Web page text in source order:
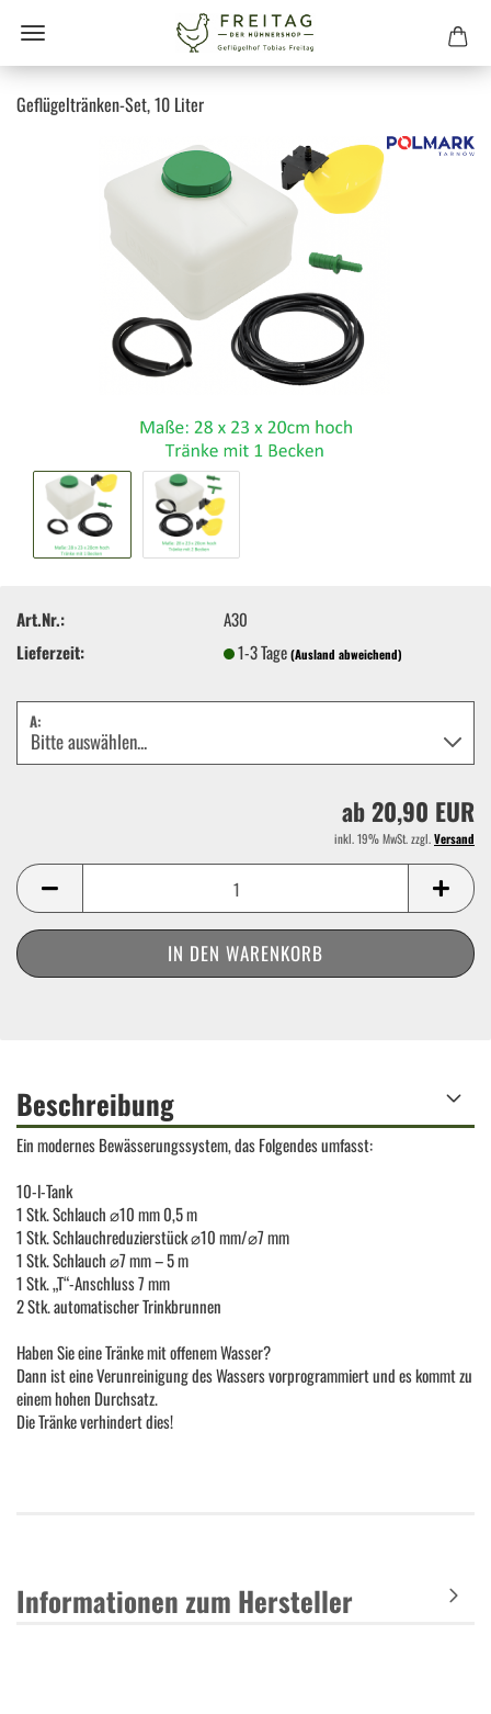
Geflügeltränken-Set, 10 Liter
Art.Nr.:
A30
Lieferzeit:
1-3 Tage(Ausland abweichend)
A:
ab 20,90 EUR
inkl. 19% MwSt. zzgl.Versand
Beschreibung
Ein modernes Bewässerungssystem, das Folgendes umfasst:
10-l-Tank
1 Stk. Schlauch ⌀10 mm 0,5 m
1 Stk. Schlauchreduzierstück ⌀10 mm/⌀7 mm
1 Stk. Schlauch ⌀7 mm – 5 m
1 Stk. „T“-Anschluss 7 mm
2 Stk. automatischer Trinkbrunnen
Haben Sie eine Tränke mit offenem Wasser?
Dann ist eine Verunreinigung des Wassers vorprogrammiert und es kommt zu
einem hohen Durchsatz.
Die Tränke verhindert dies!
Informationen zum Hersteller